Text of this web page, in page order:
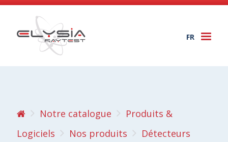
FR
Notre catalogue
Produits &
Logiciels
Nos produits
Détecteurs